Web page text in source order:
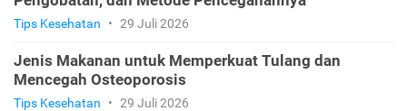
Tips Kesehatan • 29 Juli 2026
Jenis Makanan untuk Memperkuat Tulang dan
Mencegah Osteoporosis
Tips Kesehatan • 29 Juli 2026